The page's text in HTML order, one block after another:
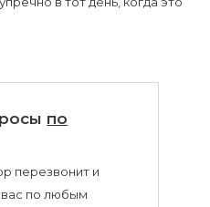
по
перезвонит и
вас по любым